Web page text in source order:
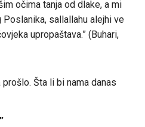
očima tanja od dlake, a mi
sallallahu alejhi ve
upropaštava.” (Buhari,
Šta li bi nama danas